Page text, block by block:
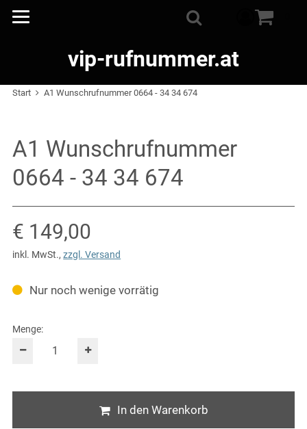
vip-rufnummer.at
Start A1 Wunschrufnummer 0664 - 34 34 674
A1 Wunschrufnummer
0664 - 34 34 674
Verkaufspreis: € 149,00
€ 149,00
inkl. MwSt.,zzgl. Versand
Nur noch wenige vorrätig
Menge:
In den Warenkorb